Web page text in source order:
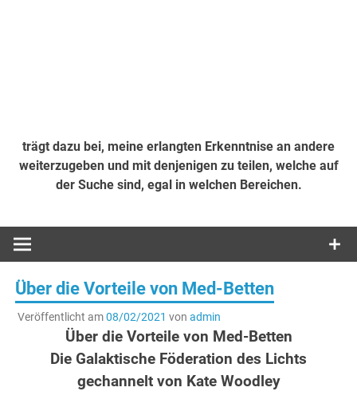
trägt dazu bei, meine erlangten Erkenntnise an andere
weiterzugeben und mit denjenigen zu teilen, welche auf
der Suche sind, egal in welchen Bereichen.
Über die Vorteile von Med-Betten
Veröffentlicht am08/02/2021 von admin
Über die Vorteile von Med-Betten
Die Galaktische Föderation des Lichts
gechannelt von Kate Woodley